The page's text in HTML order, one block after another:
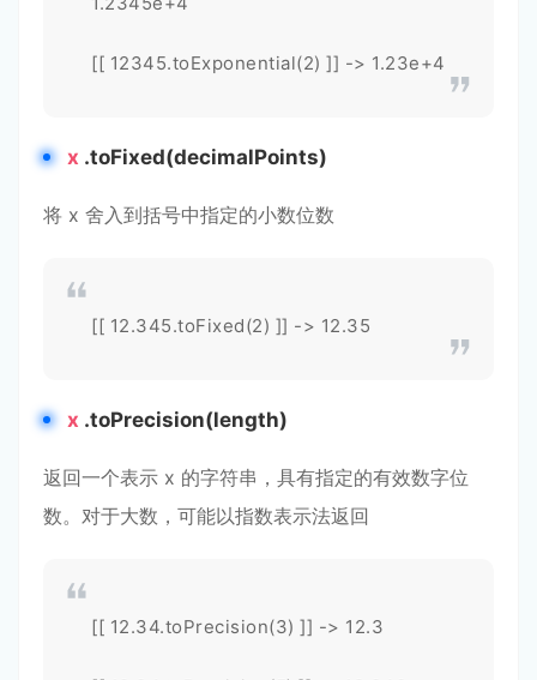
[[ 12345.toExponential(2) ]] -> 1.23e+4
x .toFixed(decimalPoints)
将 x 舍入到括号中指定的小数位数
[[ 12.345.toFixed(2) ]] -> 12.35
x .toPrecision(length)
返回一个表示 x 的字符串，具有指定的有效数字位
数。对于大数，可能以指数表示法返回
[[ 12.34.toPrecision(3) ]] -> 12.3